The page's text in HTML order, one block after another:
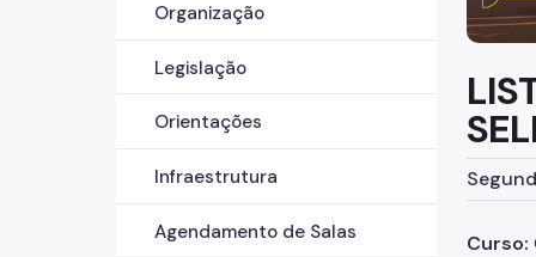
Organização
Legislação
Orientações
Infraestrutura
Agendamento de Salas Curso: